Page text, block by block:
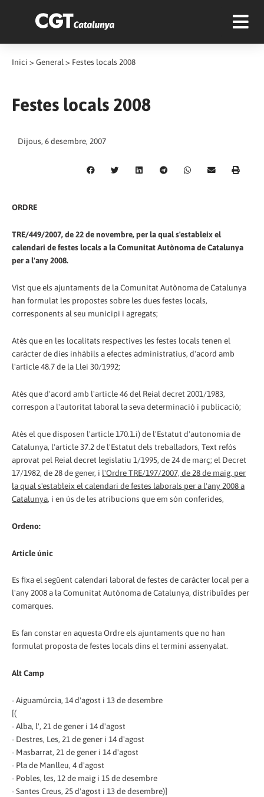
Inici > General > Festes locals 2008
Festes locals 2008
Dijous, 6 desembre, 2007
ORDRE
TRE/449/2007, de 22 de novembre, per la qual s'estableix el
calendari de festes locals a la Comunitat Autònoma de Catalunya
per a l'any 2008.
Vist que els ajuntaments de la Comunitat Autònoma de Catalunya
han formulat les propostes sobre les dues festes locals,
corresponents al seu municipi i agregats;
Atès que en les localitats respectives les festes locals tenen el
caràcter de dies inhàbils a efectes administratius, d'acord amb
l'article 48.7 de la Llei 30/1992;
Atès que d'acord amb l'article 46 del Reial decret 2001/1983,
correspon a l'autoritat laboral la seva determinació i publicació;
Atès el que disposen l'article 170.1.i) de l'Estatut d'autonomia de
Catalunya, l'article 37.2 de l'Estatut dels treballadors, Text refós
aprovat pel Reial decret legislatiu 1/1995, de 24 de març; el Decret
17/1982, de 28 de gener, i l'Ordre TRE/197/2007, de 28 de maig, per
la qual s'estableix el calendari de festes laborals per a l'any 2008 a
Catalunya, i en ús de les atribucions que em són conferides,
Ordeno:
Article únic
Es fixa el següent calendari laboral de festes de caràcter local per a
l'any 2008 a la Comunitat Autònoma de Catalunya, distribuïdes per
comarques.
Es fan constar en aquesta Ordre els ajuntaments que no han
formulat proposta de festes locals dins el termini assenyalat.
Alt Camp
- Aiguamúrcia, 14 d'agost i 13 de desembre
[(
- Alba, l', 21 de gener i 14 d'agost
- Destres, Les, 21 de gener i 14 d'agost
- Masbarrat, 21 de gener i 14 d'agost
- Pla de Manlleu, 4 d'agost
- Pobles, les, 12 de maig i 15 de desembre
- Santes Creus, 25 d'agost i 13 de desembre)]